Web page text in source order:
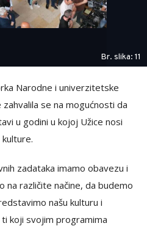
Br. slika: 11
Narodne i univerzitetske
se na mogućnosti da
u godini u kojoj Užice nosi
zadataka imamo obavezu i
na različite načine, da budemo
našu kulturu i
koji svojim programima